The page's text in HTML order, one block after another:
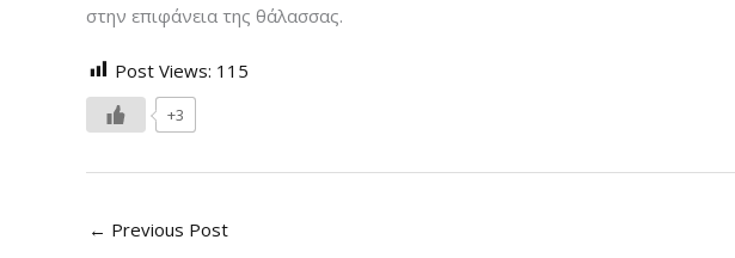
στην επιφάνεια της θάλασσας.
Post Views: 115
+3
← Previous Post